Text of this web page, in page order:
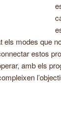
els modes que
estos
amb els